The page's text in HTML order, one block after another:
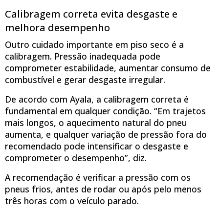
Calibragem correta evita desgaste e
melhora desempenho
Outro cuidado importante em piso seco é a
calibragem. Pressão inadequada pode
comprometer estabilidade, aumentar consumo de
combustível e gerar desgaste irregular.
De acordo com Ayala, a calibragem correta é
fundamental em qualquer condição. “Em trajetos
mais longos, o aquecimento natural do pneu
aumenta, e qualquer variação de pressão fora do
recomendado pode intensificar o desgaste e
comprometer o desempenho”, diz.
A recomendação é verificar a pressão com os
pneus frios, antes de rodar ou após pelo menos
três horas com o veículo parado.